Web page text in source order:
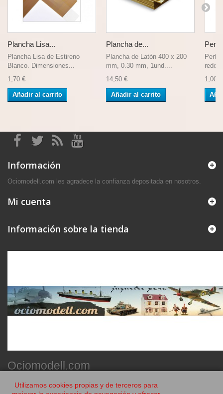
Plancha Lisa...
Plancha Lisa de Estireno
Blanco. Dimensiones...
1,70 €
Añadir al carrito
Plancha de...
Plancha de Latón 400 x 200
mm, 0.30 mm, 1und....
14,50 €
Añadir al carrito
Perfil
1,00 €
Información
Ociomodell.com les agradece la confianza depositada en nosotros.
Mi cuenta
Información sobre la tienda
Ociomodell.com
Utilizamos cookies propias y de terceros para